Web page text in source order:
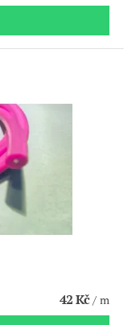
42 Kč/ m